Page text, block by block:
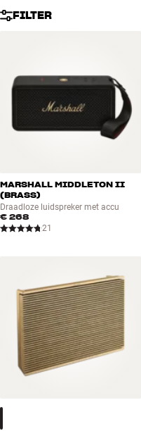
Accessoires
MERKEN
Winkels
Klantenservice
Inloggen
Klantenservice
FILTER
MARSHALL MIDDLETON II
(BRASS)
Draadloze luidspreker met accu
€ 268
21